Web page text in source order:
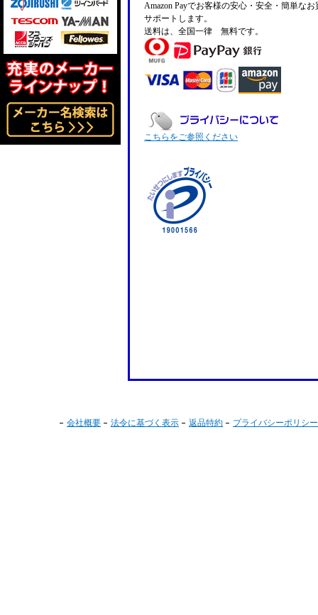
Amazon Payでお客様の安心・安全・簡単な
サポートします。
送料は、全国一律 無料です。
こちらをご参照ください
会社概要 法令に基づく表示 返品特約 プライバシーポリシー